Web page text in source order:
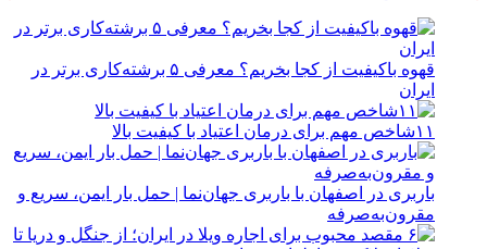
قهوه باکیفیت از کجا بخریم؟ معرفی ۵ برشته‌کاری برتر در
ایران
۱۱شاخص مهم برای درمان اعتیاد با کیفیت بالا
باربری در اصفهان با باربری جهان‌نما | حمل بار ایمن، سریع و
مقرون‌به‌صرفه